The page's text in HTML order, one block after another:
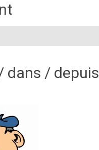
dans / depuis